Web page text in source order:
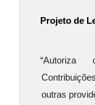
Projeto de
“Autoriza
outras